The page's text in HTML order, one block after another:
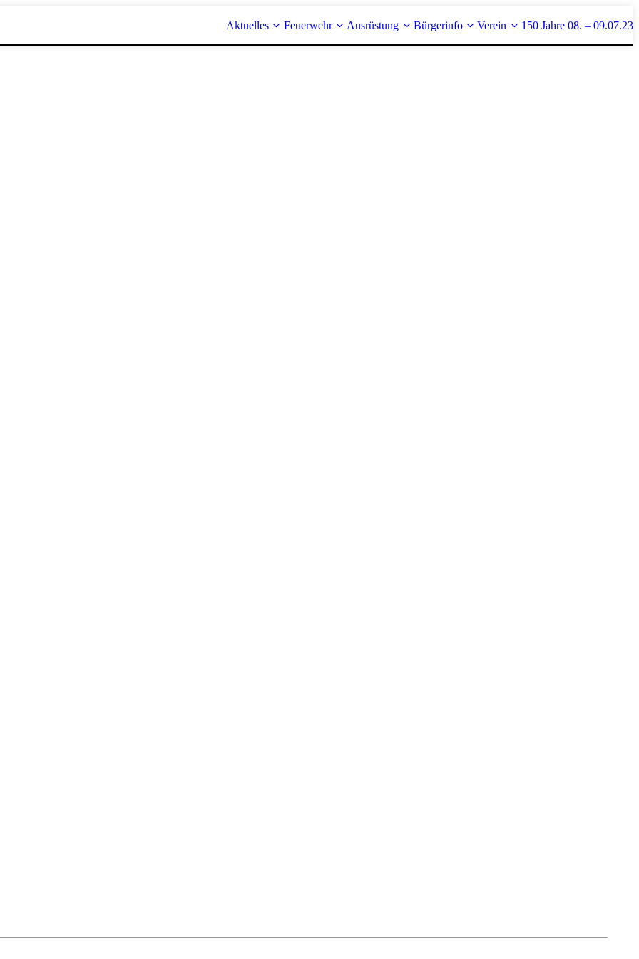
Aktuelles Feuerwehr Ausrüstung Bürgerinfo Verein 150 Jahre 08. – 09.07.23